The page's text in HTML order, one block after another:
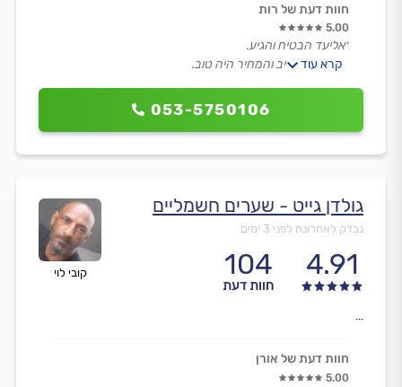
053-5750106
חוות דעת של רות
5.00
״אליעד הבטיח והגיע.
היה מאוד אדיב והמחיר היה טוב.
וטובה וניקה אחריו.
כל הכבוד לו ואני ממליצה בכל פה להזמין אותו.״
קרא עוד
קובי לוי
גולדן גייט - שערים חשמליים
נבדק לאחרונה לפני 3 ימים
4.91
104
חוות דעת
...
חוות דעת של אורן
5.00